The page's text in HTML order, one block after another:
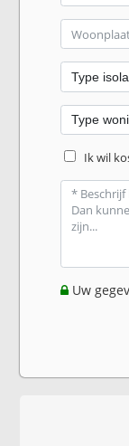
Ik wil
Uw